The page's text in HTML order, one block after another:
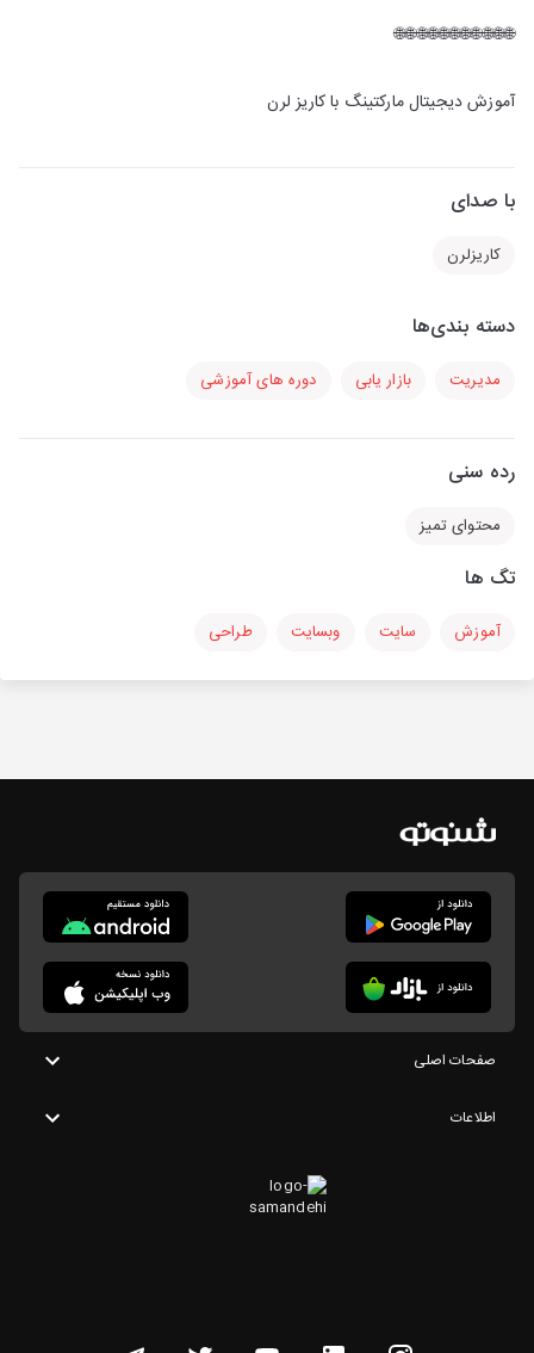
🌐🌐🌐🌐🌐🌐🌐🌐🌐🌐🌐
آموزش دیجیتال مارکتینگ با کاریز لرن
با صدای
کاریزلرن
دسته بندی‌ها
مدیریت بازار یابی دوره های آموزشی
رده سنی
محتوای تمیز
تگ ها
آموزش سایت وبسایت طراحی
صفحات اصلی
اطلاعات